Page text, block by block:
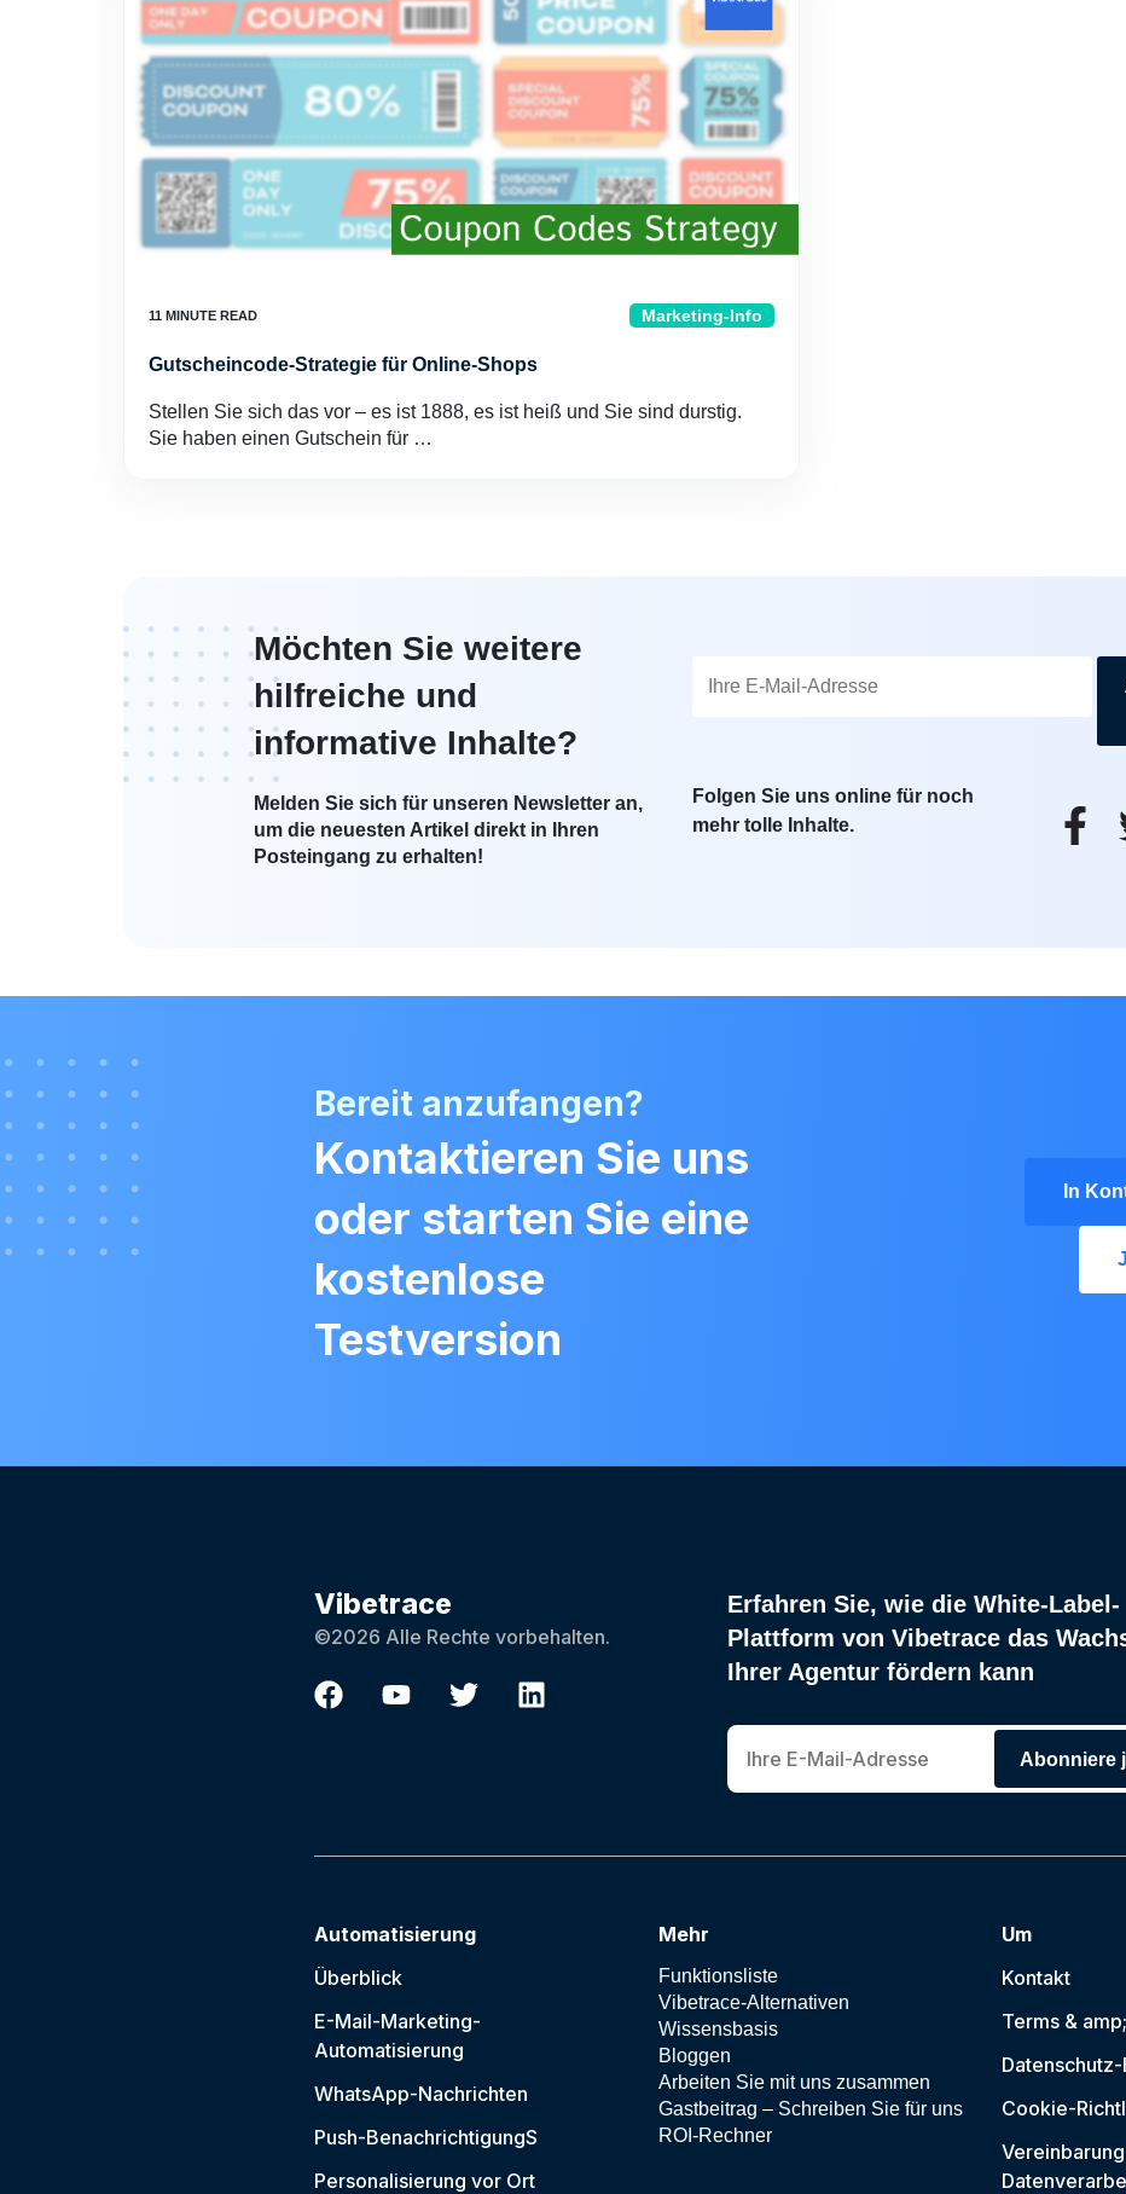
Marketing-Info
Gutscheincode-Strategie für Online-Shops
Stellen Sie sich das vor – es ist 1888, es ist heiß und Sie sind durstig.
Sie haben einen Gutschein für …
Möchten Sie weitere
hilfreiche und
informative Inhalte?
Melden Sie sich für unseren Newsletter an,
um die neuesten Artikel direkt in Ihren
Posteingang zu erhalten!
Folgen Sie uns online für noch
mehr tolle Inhalte.
Bereit anzufangen?
Kontaktieren Sie uns
oder starten Sie eine
kostenlose
Testversion
In
Vibetrace
©2026 Alle Rechte vorbehalten.
Erfahren Sie, wie die White-Label-
Plattform von Vibetrace das
Ihrer Agentur fördern kann
Abonniere
Automatisierung
Überblick
E-Mail-Marketing-
Automatisierung
WhatsApp-Nachrichten
Push-BenachrichtigungS
Personalisierung vor Ort
Mehr
Funktionsliste
Vibetrace-Alternativen
Wissensbasis
Bloggen
Arbeiten Sie mit uns zusammen
Gastbeitrag – Schreiben Sie für uns
ROI-Rechner
Um
Kontakt
Terms &
Cookie-